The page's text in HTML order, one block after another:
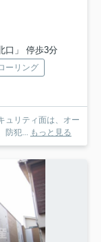
口」 停歩3分
ーリング
ュリティ面は、オー
防犯... もっと見る